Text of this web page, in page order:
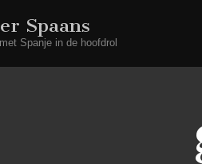
Spaans
Spanje in de hoofdrol